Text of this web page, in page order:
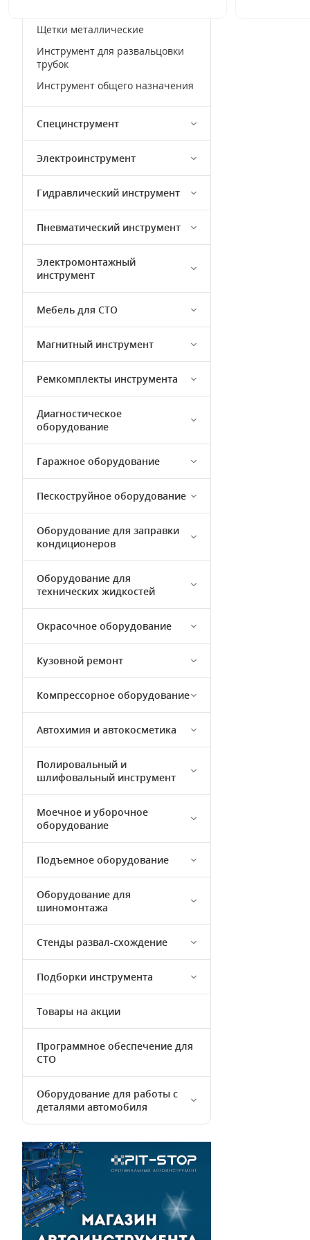
Щетки металлические
Инструмент для развальцовки
трубок
Инструмент общего назначения
Специнструмент
Электроинструмент
Гидравлический инструмент
Пневматический инструмент
Электромонтажный
инструмент
Мебель для СТО
Магнитный инструмент
Ремкомплекты инструмента
Диагностическое
оборудование
Гаражное оборудование
Пескоструйное оборудование
Оборудование для заправки
кондиционеров
Оборудование для
технических жидкостей
Окрасочное оборудование
Кузовной ремонт
Компрессорное оборудование
Автохимия и автокосметика
Полировальный и
шлифовальный инструмент
Моечное и уборочное
оборудование
Подъемное оборудование
Оборудование для
шиномонтажа
Стенды развал-схождение
Подборки инструмента
Товары на акции
Программное обеспечение для
СТО
Оборудование для работы с
деталями автомобиля